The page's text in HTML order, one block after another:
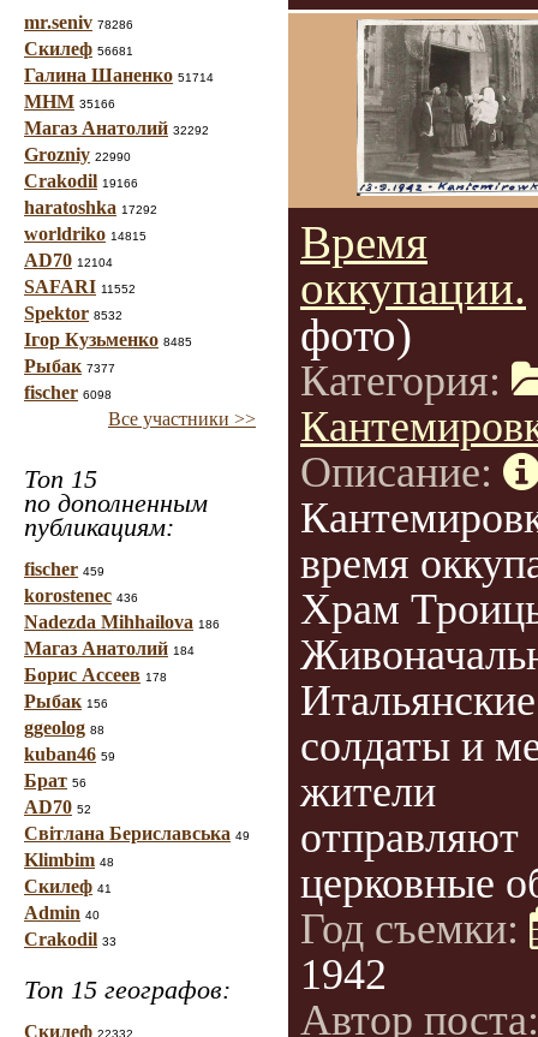
mr.seniv 78286
Скилеф 56681
Галина Шаненко 51714
МНМ 35166
Магаз Анатолий 32292
Grozniy 22990
Crakodil 19166
haratoshka 17292
worldriko 14815
AD70 12104
SAFARI 11552
Spektor 8532
Ігор Кузьменко 8485
Рыбак 7377
fischer 6098
Все участники >>
Топ 15
по дополненным
публикациям:
fischer 459
korostenec 436
Nadezda Mihhailova 186
Магаз Анатолий 184
Борис Ассеев 178
Рыбак 156
ggeolog 88
kuban46 59
Брат 56
AD70 52
Світлана Бериславська 49
Klimbim 48
Скилеф 41
Admin 40
Crakodil 33
Топ 15 географов:
Скилеф 22332
Время
оккупации.
фото)
Категория:
Описание:
время
Храм
Итальянские
солдаты и
жители
отправляют
церковные
Год съемки:
1942
Автор